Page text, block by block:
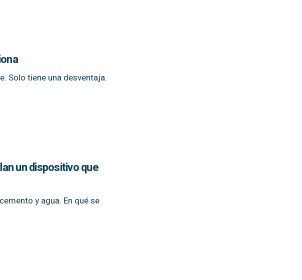
Solo tiene una desventaja.
un dispositivo que
y agua. En qué se